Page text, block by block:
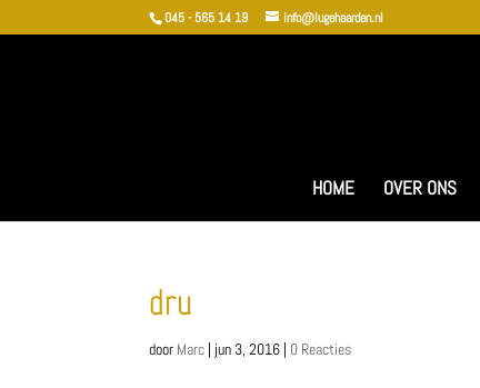
045 - 565 14 19 info@lugehaarden.nl
HOME OVER ONS
dru
door Marc | jun 3, 2016 | 0 Reacties